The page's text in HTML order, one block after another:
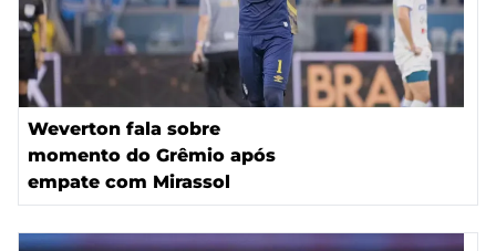
Weverton fala sobre
momento do Grêmio após
empate com Mirassol